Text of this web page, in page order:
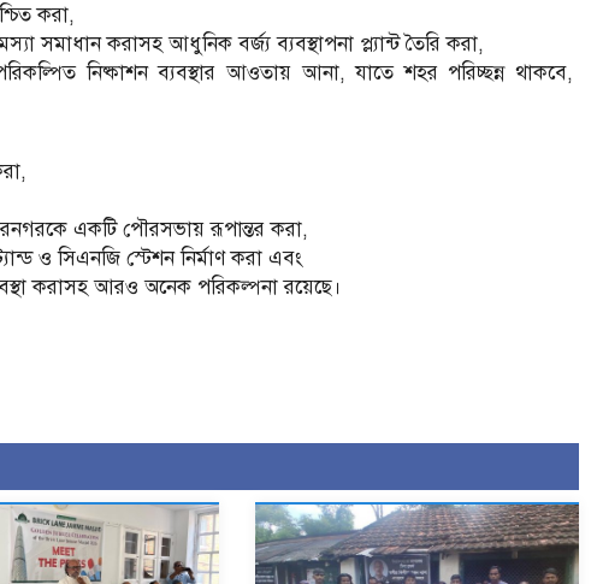
করা,
সমাধান করাসহ আধুনিক বর্জ্য ব্যবস্থাপনা প্ল্যান্ট তৈরি করা,
নিষ্কাশন ব্যবস্থার আওতায় আনা, যাতে শহর পরিচ্ছন্ন থাকবে,
একটি পৌরসভায় রূপান্তর করা,
ও সিএনজি স্টেশন নির্মাণ করা এবং
করাসহ আরও অনেক পরিকল্পনা রয়েছে।